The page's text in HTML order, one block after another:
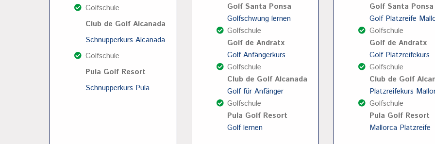
Golfschule
Club de Golf Alcanada
Schnupperkurs Alcanada
Golfschule
Pula Golf Resort
Schnupperkurs Pula
Golf Santa Ponsa
Golfschwung lernen
Golfschule
Golf de Andratx
Golf Anfängerkurs
Golfschule
Club de Golf Alcanada
Golf für Anfänger
Golfschule
Pula Golf Resort
Golf lernen
Golf Santa Ponsa
Golf Platzreife
Golfschule
Golf de Andratx
Golf Platzreifekurs
Golfschule
Club de Golf
Platzreifekurs
Golfschule
Pula Golf Resort
Mallorca Platzreife